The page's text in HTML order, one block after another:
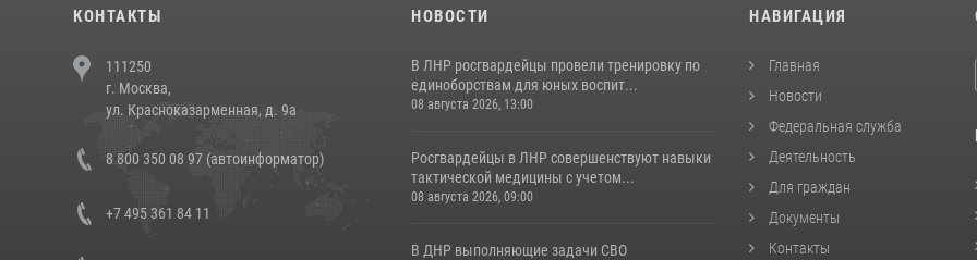
КОНТАКТЫ
111250
г. Москва,
ул. Красноказарменная, д. 9а
8 800 350 08 97 (автоинформатор)
+7 495 361 84 11
НОВОСТИ
В ЛНР росгвардейцы провели тренировку по
единоборствам для юных воспит...
08 августа 2026, 13:00
Росгвардейцы в ЛНР совершенствуют навыки
тактической медицины с учетом...
08 августа 2026, 09:00
В ДНР выполняющие задачи СВО
НАВИГАЦИЯ
Главная
Новости
Федеральная служба
Деятельность
Для граждан
Документы
Контакты